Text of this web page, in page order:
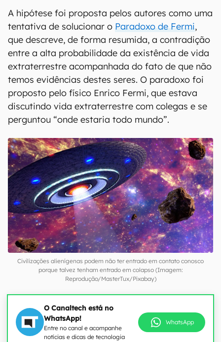
A hipótese foi proposta pelos autores como uma
tentativa de solucionar o Paradoxo de Fermi,
que descreve, de forma resumida, a contradição
entre a alta probabilidade da existência de vida
extraterrestre acompanhada do fato de que não
temos evidências destes seres. O paradoxo foi
proposto pelo físico Enrico Fermi, que estava
discutindo vida extraterrestre com colegas e se
perguntou “onde estaria todo mundo”.
Civilizações alienígenas podem não ter entrado em contato conosco
porque talvez tenham entrado em colapso (Imagem:
Reprodução/MasterTux/Pixabay)
O Canaltech está no
WhatsApp!
Entre no canal e acompanhe
notícias e dicas de tecnologia
WhatsApp